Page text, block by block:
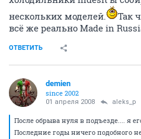
нескольких моделей.
Так
всё же реально Made in
ОТВЕТИТЬ
demien
since 2002
01 апреля 2008 aleks_p
После обрыва нуля в подъезде.... я
Последние годы ничего подобного